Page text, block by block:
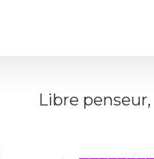
Libre